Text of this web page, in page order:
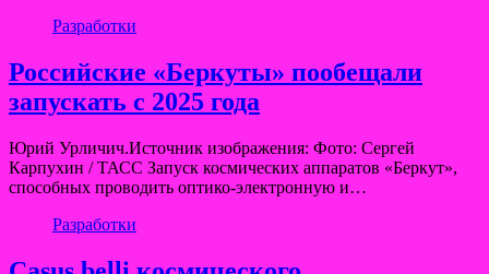
Разработки
Российские «Беркуты» пообещали
запускать с 2025 года
Юрий Урличич.Источник изображения: Фото: Сергей
Карпухин / ТАСС Запуск космических аппаратов «Беркут»,
способных проводить оптико-электронную и…
Разработки